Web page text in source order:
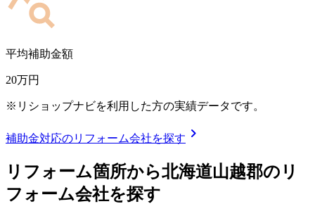
平均補助金額
20万円
※リショップナビを利用した方の実績データです。
補助金対応のリフォーム会社を探す chevron_right
リフォーム箇所から北海道山越郡のリ
フォーム会社を探す